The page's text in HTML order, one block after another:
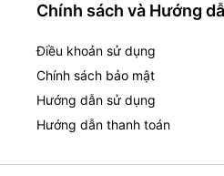
Chính sách và Hướng
Điều khoản sử dụng
Chính sách bảo mật
Hướng dẫn sử dụng
Hướng dẫn thanh toán